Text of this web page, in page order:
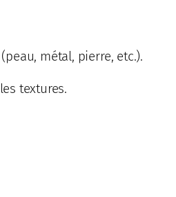
métal, pierre, etc.).
textures.